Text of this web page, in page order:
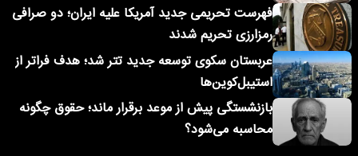
فهرست تحریمی جدید آمریکا علیه ایران؛ دو صرافی
رمزارزی تحریم شدند
عربستان سکوی توسعه جدید تتر شد؛ هدف فراتر از
استیبل‌کوین‌ها
بازنشستگی پیش از موعد برقرار ماند؛ حقوق چگونه
محاسبه می‌شود؟